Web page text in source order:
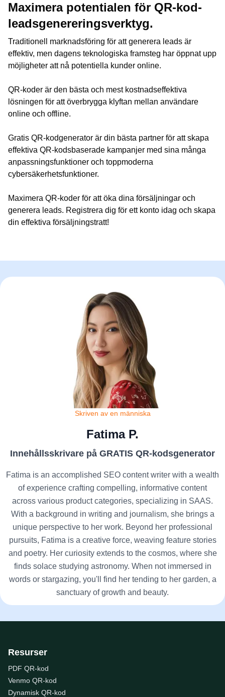
Maximera potentialen för QR-kod-
leadsgenereringsverktyg.
Traditionell marknadsföring för att generera leads är
effektiv, men dagens teknologiska framsteg har öppnat upp
möjligheter att nå potentiella kunder online.
QR-koder är den bästa och mest kostnadseffektiva
lösningen för att överbrygga klyftan mellan användare
online och offline.
Gratis QR-kodgenerator är din bästa partner för att skapa
effektiva QR-kodsbaserade kampanjer med sina många
anpassningsfunktioner och toppmoderna
cybersäkerhetsfunktioner.
Maximera QR-koder för att öka dina försäljningar och
generera leads. Registrera dig för ett konto idag och skapa
din effektiva försäljningstratt!
Skriven av en människa
Fatima P.
Innehållsskrivare på GRATIS QR-kodsgenerator
Fatima is an accomplished SEO content writer with a wealth
of experience crafting compelling, informative content
across various product categories, specializing in SAAS.
With a background in writing and journalism, she brings a
unique perspective to her work. Beyond her professional
pursuits, Fatima is a creative force, weaving feature stories
and poetry. Her curiosity extends to the cosmos, where she
finds solace studying astronomy. When not immersed in
words or stargazing, you'll find her tending to her garden, a
sanctuary of growth and beauty.
Resurser
PDF QR-kod
Venmo QR-kod
Dynamisk QR-kod